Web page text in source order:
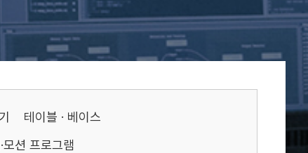
테이블 · 베이스
모션 프로그램